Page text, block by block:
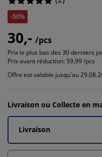
-50%
30,- /pcs
Prix le plus bas des 30 derniers
Prix avant réduction: 59,99 /pcs
Offre est valable jusqu'au
Livraison ou Collecte en
Livraison